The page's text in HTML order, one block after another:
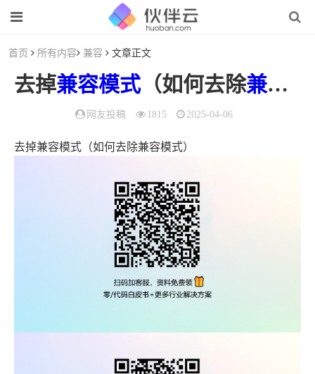
首页 所有内容 兼容 文章正文
去掉兼容模式（如何去除兼容
网友投稿 1815 2025-04-06
去掉兼容模式（如何去除兼容模式）